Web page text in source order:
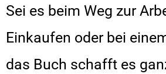
Sei es beim Weg zur
Einkaufen oder bei
das Buch schafft es